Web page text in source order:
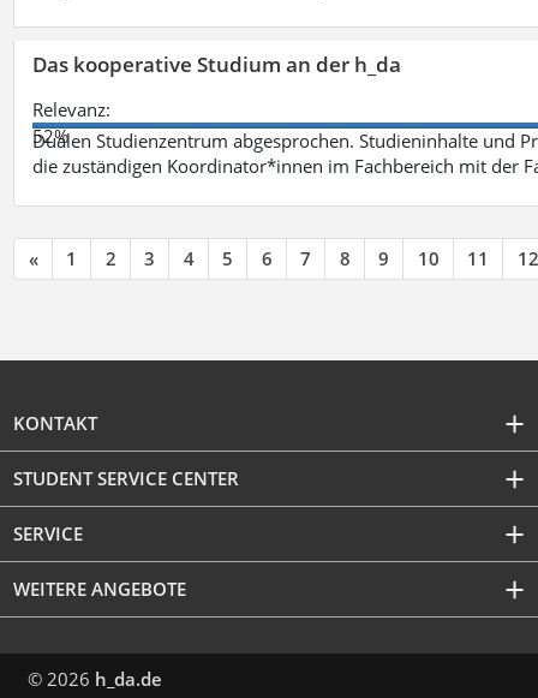
Das kooperative Studium an der h_da
Relevanz:
52%
Dualen Studienzentrum abgesprochen. Studieninhalte und
die zuständigen Koordinator*innen im Fachbereich mit der
« 1 2 3 4 5 6 7 8 9 10 11 12
KONTAKT
STUDENT SERVICE CENTER
SERVICE
WEITERE ANGEBOTE
© 2026 h_da.de